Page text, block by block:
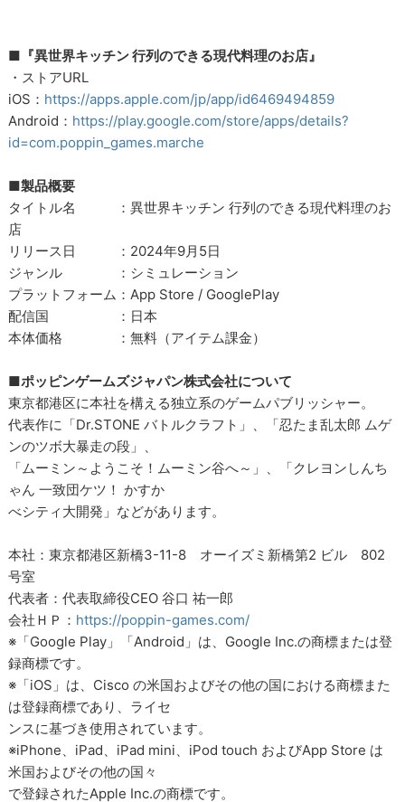
■『異世界キッチン 行列のできる現代料理のお店』
・ストアURL
iOS： https://apps.apple.com/jp/app/id6469494859
Android： https://play.google.com/store/apps/details?
id=com.poppin_games.marche
■製品概要
タイトル名 ：異世界キッチン 行列のできる現代料理のお
店
リリース日 ：2024年9月5日
ジャンル ：シミュレーション
プラットフォーム：App Store / GooglePlay
配信国 ：日本
本体価格 ：無料（アイテム課金）
■ポッピンゲームズジャパン株式会社について
東京都港区に本社を構える独立系のゲームパブリッシャー。
代表作に「Dr.STONE バトルクラフト」、「忍たま乱太郎 ムゲ
ンのツボ大暴走の段」、
「ムーミン～ようこそ！ムーミン谷へ～」、「クレヨンしんち
ゃん 一致団ケツ！ かすか
べシティ大開発」などがあります。
本社：東京都港区新橋3-11-8 オーイズミ新橋第2 ビル 802
号室
代表者：代表取締役CEO 谷口 祐一郎
会社ＨＰ： https://poppin-games.com/
※「Google Play」「Android」は、Google Inc.の商標または登
録商標です。
※「iOS」は、Cisco の米国およびその他の国における商標また
は登録商標であり、ライセ
ンスに基づき使用されています。
※iPhone、iPad、iPad mini、iPod touch およびApp Store は
米国およびその他の国々
で登録されたApple Inc.の商標です。